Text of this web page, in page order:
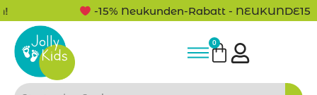
-15% Neukunden-Rabatt - NEUKUNDE15
0